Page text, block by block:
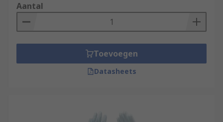
Aantal
Toevoegen
Datasheets